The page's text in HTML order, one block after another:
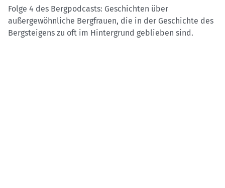
Folge 4 des Bergpodcasts: Geschichten über
außergewöhnliche Bergfrauen, die in der Geschichte des
Bergsteigens zu oft im Hintergrund geblieben sind.